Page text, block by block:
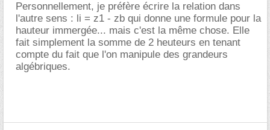
Personnellement, je préfère écrire la relation dans
l'autre sens : li = z1 - zb qui donne une formule pour la
hauteur immergée... mais c'est la même chose. Elle
fait simplement la somme de 2 heuteurs en tenant
compte du fait que l'on manipule des grandeurs
algébriques.